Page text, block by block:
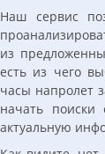
Наш сервис
из
есть из чего
часы напролет
начать
актуальную